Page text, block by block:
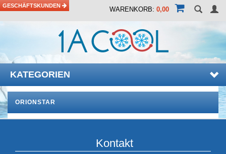
GESCHÄFTSKUNDEN WARENKORB: 0,00
KATEGORIEN
ORIONSTAR
Kontakt